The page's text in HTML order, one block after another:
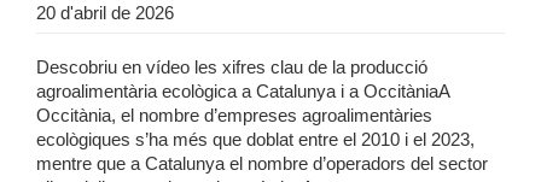
20 d'abril de 2026
Descobriu en vídeo les xifres clau de la producció
agroalimentària ecològica a Catalunya i a OccitàniaA
Occitània, el nombre d’empreses agroalimentàries
ecològiques s’ha més que doblat entre el 2010 i el 2023,
mentre que a Catalunya el nombre d’operadors del sector